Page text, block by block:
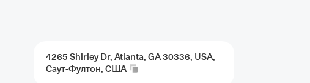
4265 Shirley Dr, Atlanta, GA 30336, USA,
Саут-Фултон, США